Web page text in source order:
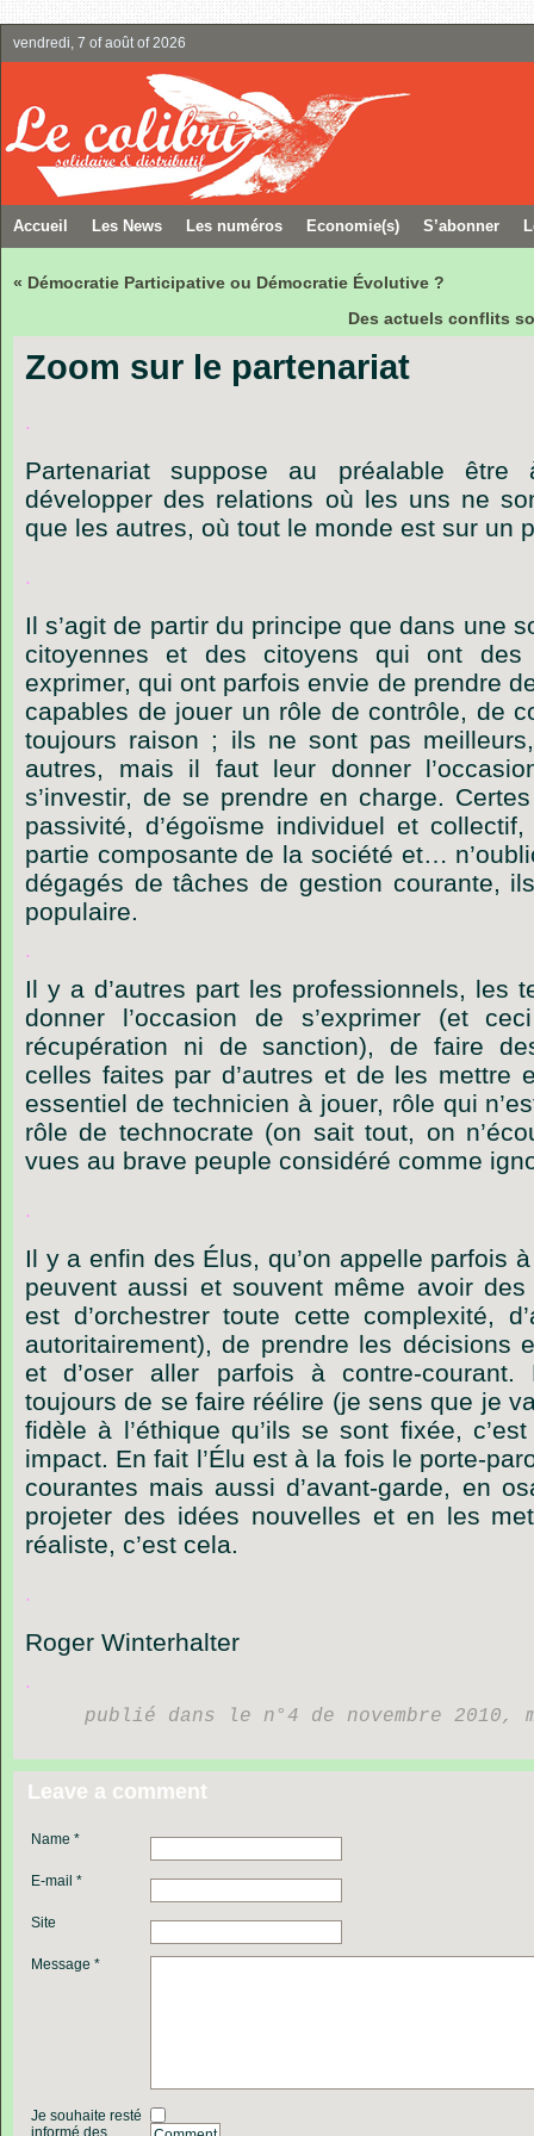
vendredi, 7 of août of 2026
Accueil Les News Les numéros Economie(s) S’abonner
« Démocratie Participative ou Démocratie Évolutive ?
Des actuels conflits
Zoom sur le partenariat
.
Partenariat suppose au préalable être
développer des relations où les uns ne
que les autres, où tout le monde est sur un
.
Il s’agit de partir du principe que dans une
citoyennes
et des citoyens qui ont
des
exprimer, qui ont parfois envie de prendre
capables de jouer un rôle de contrôle, de
toujours raison ; ils ne sont pas meilleurs,
autres,
mais il faut leur donner l’
s’investir, de se prendre en charge. Certes
passivité, d’égoïsme individuel et collectif,
partie composante de la société et… n’
dégagés de tâches de gestion courante,
populaire.
.
Il y a d’autres part les professionnels, les
donner
l’occasion de s’exprimer (et
ceci
récupération
ni de sanction), de faire
celles faites par d’autres et de les mettre
essentiel de technicien à jouer, rôle qui n’
rôle de technocrate (on sait tout, on n’
vues au brave peuple considéré comme
.
Il y a enfin des Élus, qu’on appelle parfois à
peuvent aussi et souvent même avoir des
est d’orchestrer toute cette complexité, d’
autoritairement), de prendre les décisions
et
d’oser aller parfois à contre-courant.
toujours de se faire réélire (je sens que je
fidèle à l’éthique qu’ils se sont fixée, c’est
impact. En fait l’Élu est à la fois le porte-
courantes mais aussi d’avant-garde, en
projeter des idées nouvelles et en les
réaliste, c’est cela.
.
Roger Winterhalter
.
publié dans le n°4 de novembre
Leave a comment
Name *
E-mail *
Site
Message *
Je souhaite resté
informé des